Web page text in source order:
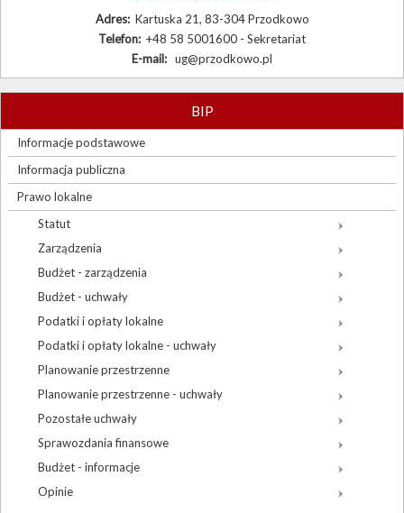
Adres: Kartuska 21, 83-304 Przodkowo
Telefon: +48 58 5001600 - Sekretariat
E-mail: ug@przodkowo.pl
BIP
Informacje podstawowe
Informacja publiczna
Prawo lokalne
Statut
Zarządzenia
Budżet - zarządzenia
Budżet - uchwały
Podatki i opłaty lokalne
Podatki i opłaty lokalne - uchwały
Planowanie przestrzenne
Planowanie przestrzenne - uchwały
Pozostałe uchwały
Sprawozdania finansowe
Budżet - informacje
Opinie